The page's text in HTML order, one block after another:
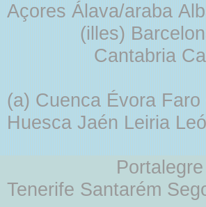
Açores Álava/araba
(illes)
Cantabria
(a) Cuenca Évora
Huesca Jaén Leiria
Tenerife Santarém